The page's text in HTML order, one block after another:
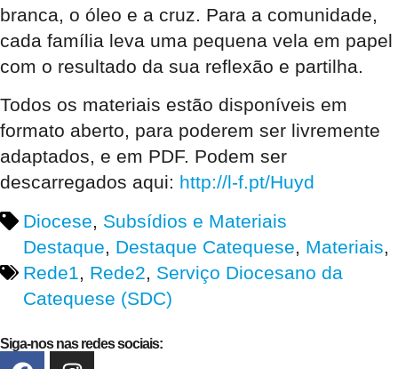
branca, o óleo e a cruz. Para a comunidade,
cada família leva uma pequena vela em papel
com o resultado da sua reflexão e partilha.
Todos os materiais estão disponíveis em
formato aberto, para poderem ser livremente
adaptados, e em PDF. Podem ser
descarregados aqui: http://l-f.pt/Huyd
Diocese, Subsídios e Materiais
Destaque, Destaque Catequese, Materiais,
Rede1, Rede2, Serviço Diocesano da
Catequese (SDC)
Siga-nos nas redes sociais: